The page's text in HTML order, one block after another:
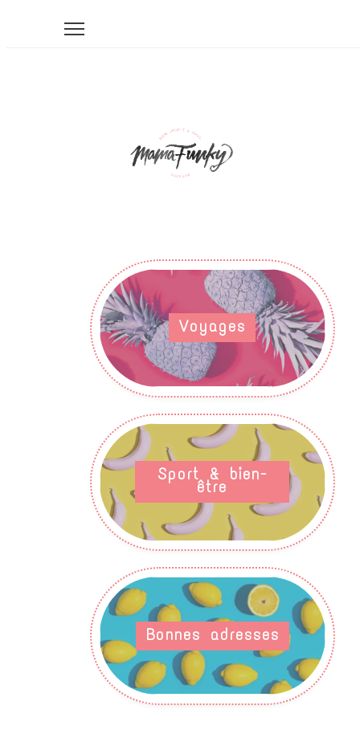
Voyages
Sport & bien-
être
Bonnes adresses